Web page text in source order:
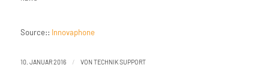
Source:: Innovaphone
10. JANUAR 2016 / VON TECHNIK SUPPORT